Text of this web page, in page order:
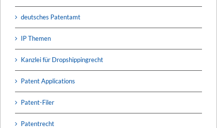
deutsches Patentamt
IP Themen
Kanzlei für Dropshippingrecht
Patent Applications
Patent-Filer
Patentrecht